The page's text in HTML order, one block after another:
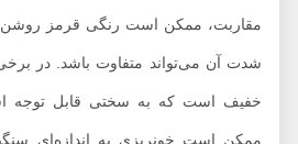
مقاربت، ممکن است رنگی قرمز روشن یا
شدت آن می‌تواند متفاوت باشد. در برخی
خفیف است که به سختی قابل توجه است،
ممکن است خونریزی به اندازه‌ای سنگین